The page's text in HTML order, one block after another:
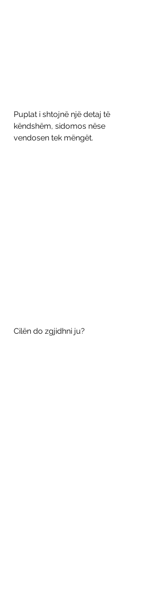
Puplat i shtojnë një detaj të
këndshëm, sidomos nëse
vendosen tek mëngët.
Cilën do zgjidhni ju?